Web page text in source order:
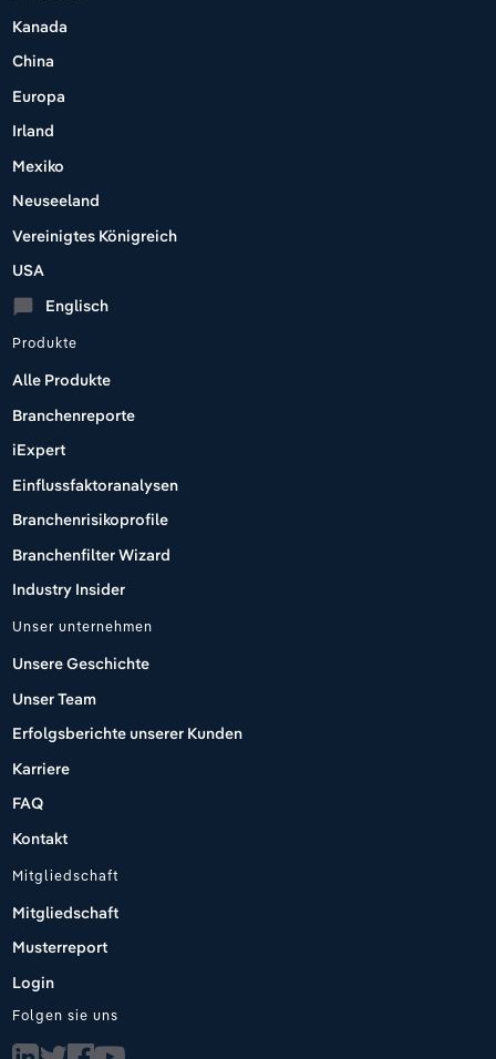
Kanada
China
Europa
Irland
Mexiko
Neuseeland
Vereinigtes Königreich
USA
chat_bubble Englisch
Produkte
Alle Produkte
Branchenreporte
iExpert
Einflussfaktoranalysen
Branchenrisikoprofile
Branchenfilter Wizard
Industry Insider
Unser unternehmen
Unsere Geschichte
Unser Team
Erfolgsberichte unserer Kunden
Karriere
FAQ
Kontakt
Mitgliedschaft
Mitgliedschaft
Musterreport
Login
Folgen sie uns